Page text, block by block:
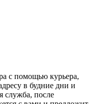
с помощью курьера,
в будние дни и
служба, после